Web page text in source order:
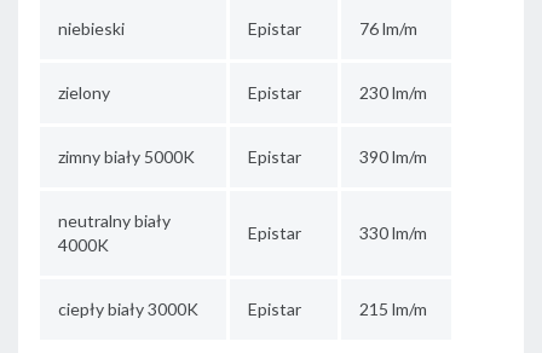
niebieski Epistar 76 lm/m
zielony Epistar 230 lm/m
zimny biały 5000K Epistar 390 lm/m
neutralny biały
4000K
Epistar 330 lm/m
ciepły biały 3000K Epistar 215 lm/m